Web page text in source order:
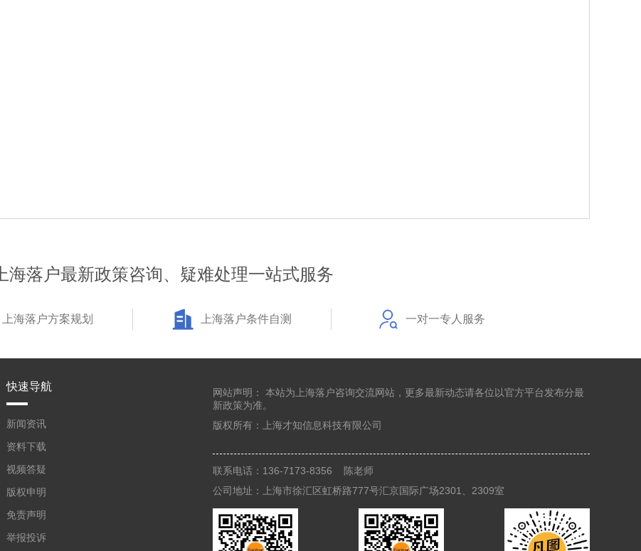
上海落户最新政策咨询、疑难处理一站式服务
上海落户方案规划 上海落户条件自测 一对一专人服务
快速导航
新闻资讯
资料下载
视频答疑
版权申明
免责声明
举报投诉
网站声明：
本站为上海落户咨询交流网站，更多最新动态请各位以官方平台发布分最
新政策为准。
版权所有：
上海才知信息科技有限公司
联系电话：136-7173-8356 陈老师
公司地址：上海市徐汇区虹桥路777号汇京国际广场2301、2309室